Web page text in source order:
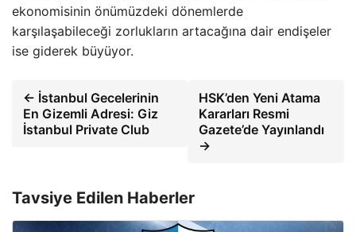
ekonomisinin önümüzdeki dönemlerde
karşılaşabileceği zorlukların artacağına dair endişeler
ise giderek büyüyor.
← İstanbul Gecelerinin
En Gizemli Adresi: Giz
İstanbul Private Club
HSK’den Yeni Atama
Kararları Resmi
Gazete’de Yayınlandı
→
Tavsiye Edilen Haberler